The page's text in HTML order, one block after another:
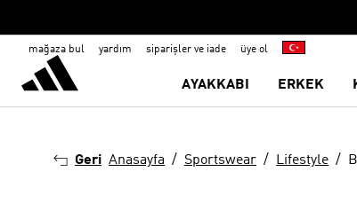
mağaza bul yardım siparişler ve iade üye ol
AYAKKABI ERKEK
Geri Anasayfa Sportswear Lifestyle